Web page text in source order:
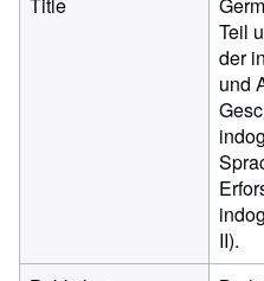
Teil
der
und
II).